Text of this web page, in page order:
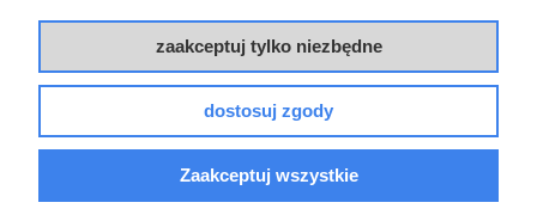
PAFFONI LIGHT
LIG131BO BATERIA
BIDETOWA STOJĄCA
Paffoni
PAFFONI LIGHT
LIG105BO70 BATERIA
PODTYNKOWA
JEDNOUCHWYTOWA
1 089,00 zł szt.
zaakceptuj tylko niezbędne
dostosuj zgody
Zaakceptuj wszystkie